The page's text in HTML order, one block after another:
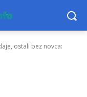
ostali bez novca: